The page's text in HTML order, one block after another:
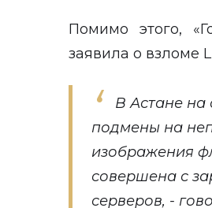
Помимо этого,
заявила о взломе
В Астане на
подмены на
изображения
совершена с
серверов, -